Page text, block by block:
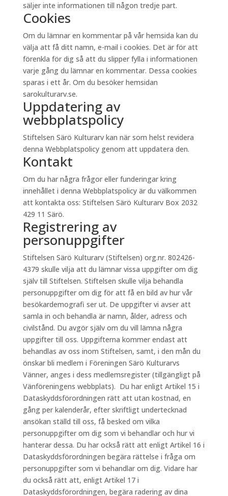
säljer inte informationen till någon tredje part.
Cookies
Om du lämnar en kommentar på vår hemsida kan du
välja att få ditt namn, e-mail i cookies. Det är för att
förenkla för dig så att du slipper fylla i informationen
varje gång du lämnar en kommentar. Dessa cookies
sparas i ett år. Om du besöker hemsidan
sarokulturarv.se.
Uppdatering av
webbplatspolicy
Stiftelsen Särö Kulturarv kan när som helst revidera
denna Webbplatspolicy genom att uppdatera den.
Kontakt
Om du har några frågor eller funderingar kring
innehållet i denna Webbplatspolicy är du välkommen
att kontakta oss: Stiftelsen Särö Kulturarv Box 2032
429 11 Särö.
Registrering av
personuppgifter
Stiftelsen Särö Kulturarv (Stiftelsen) org.nr. 802426-
4379 skulle vilja att du lämnar vissa uppgifter om dig
själv till Stiftelsen. Stiftelsen skulle vilja behandla
personuppgifter om dig för att få en bild av hur vår
besökardemografi ser ut. De uppgifter vi avser att
samla in och behandla är namn, ålder, adress och
civilstånd. Du avgör själv om du vill lämna några
uppgifter till oss. Uppgifterna kommer endast att
behandlas av oss inom Stiftelsen, samt, i den mån du
önskar bli medlem i Föreningen Särö Kulturarvs
Vänner, anges i dess medlemsregister (tillgängligt på
Vänföreningens webbplats). Du har enligt Artikel 15 i
Dataskyddsförordningen rätt att utan kostnad, en
gång per kalenderår, efter skriftligt undertecknad
ansökan ställd till oss, få besked om vilka
personuppgifter om dig som vi behandlar och hur vi
hanterar dessa. Du har också rätt att enligt Artikel 16 i
Dataskyddsförordningen begära rättelse i fråga om
personuppgifter som vi behandlar om dig. Vidare har
du också rätt att, enligt Artikel 17 i
Dataskyddsförordningen, begära radering av dina